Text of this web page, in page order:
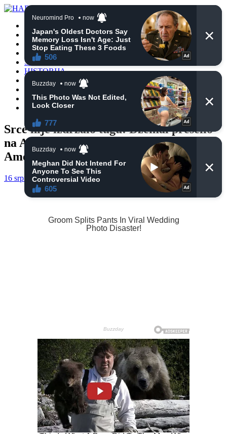
VIJESTI
BIH
TURSKA
SVIJET
HISTORIJA
RELIGIJA
ZANIMLJIVOSTI
CRNA HRONIKA
OBAVIJESTI
Srce nije izdržalo tugu: Džemal preselio
na Ahiret nakon smrti svojih sinova
Amela i Amira
16 srpnja, 2025 haberhana POČETNA